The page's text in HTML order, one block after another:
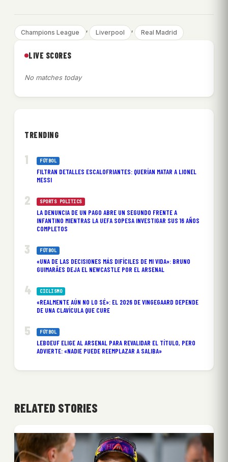
Champions League , Liverpool , Real Madrid
LIVE SCORES
No matches today
TRENDING
FÚTBOL
FILTRAN DETALLES ESCALOFRIANTES: QUERÍAN MATAR A LIONEL
MESSI
SPORTS POLITICS
LA DENUNCIA DE UN PAGO ABRE UN SEGUNDO FRENTE A
INFANTINO MIENTRAS LA UEFA SOPESA INVESTIGAR SUS 16 AÑOS
COMPLETOS
FÚTBOL
«UNA DE LAS DECISIONES MÁS DIFÍCILES DE MI VIDA»: BRUNO
GUIMARÃES DEJA EL NEWCASTLE POR EL ARSENAL
CICLISMO
«REALMENTE AÚN NO LO SÉ»: EL 2026 DE VINGEGAARD DEPENDE
DE UNA CLAVÍCULA QUE CURE
FÚTBOL
LEBOEUF ELIGE AL ARSENAL PARA REVALIDAR EL TÍTULO, PERO
ADVIERTE: «NADIE PUEDE REEMPLAZAR A SALIBA»
RELATED STORIES